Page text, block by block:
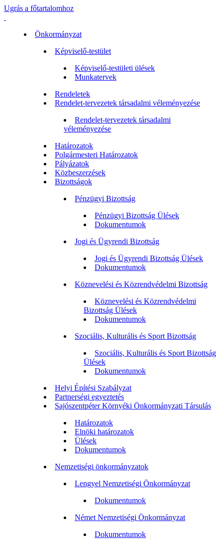
Ugrás a főtartalomhoz
Önkormányzat
Képviselő-testület
Képviselő-testületi ülések
Munkatervek
Rendeletek
Rendelet-tervezetek társadalmi véleményezése
Rendelet-tervezetek társadalmi
véleményezése
Határozatok
Polgármesteri Határozatok
Pályázatok
Közbeszerzések
Bizottságok
Pénzügyi Bizottság
Pénzügyi Bizottság Ülések
Dokumentumok
Jogi és Ügyrendi Bizottság
Jogi és Ügyrendi Bizottság Ülések
Dokumentumok
Köznevelési és Közrendvédelmi Bizottság
Köznevelési és Közrendvédelmi
Bizottság Ülések
Dokumentumok
Szociális, Kulturális és Sport Bizottság
Szociális, Kulturális és Sport Bizottság
Ülések
Dokumentumok
Helyi Építési Szabályzat
Partnerségi egyeztetés
Sajószentpéter Környéki Önkormányzati Társulás
Határozatok
Elnöki határozatok
Ülések
Dokumentumok
Nemzetiségi önkormányzatok
Lengyel Nemzetiségi Önkormányzat
Dokumentumok
Német Nemzetiségi Önkormányzat
Dokumentumok